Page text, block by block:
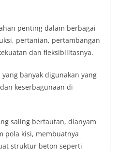
penting dalam berbagai
pertanian, pertambangan
dan fleksibilitasnya.
banyak digunakan yang
keserbagunaan di
saling bertautan, dianyam
pola kisi, membuatnya
struktur beton seperti